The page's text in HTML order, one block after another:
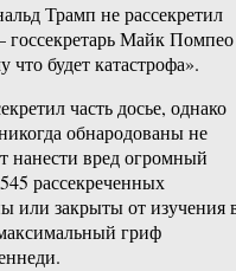
Трамп не рассекретил
Майк Помпео
что будет катастрофа».
часть досье, однако
обнародованы не
нанести вред огромный
рассекреченных
или закрыты от изучения
гриф